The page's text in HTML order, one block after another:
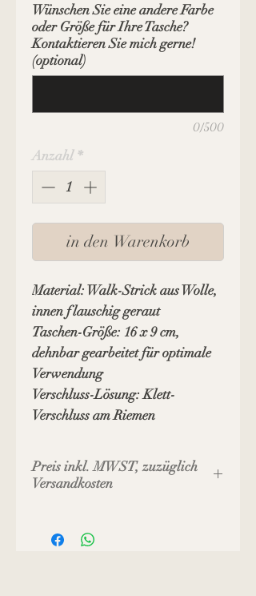
Wünschen Sie eine andere Farbe
oder Größe für Ihre Tasche?
Kontaktieren Sie mich gerne!
(optional)
0/500
Anzahl *
in den Warenkorb
Material: Walk-Strick aus Wolle,
innen flauschig geraut
Taschen-Größe: 16 x 9 cm,
dehnbar gearbeitet für optimale
Verwendung
Verschluss-Lösung: Klett-
Verschluss am Riemen
Preis inkl. MWST, zuzüglich
Versandkosten